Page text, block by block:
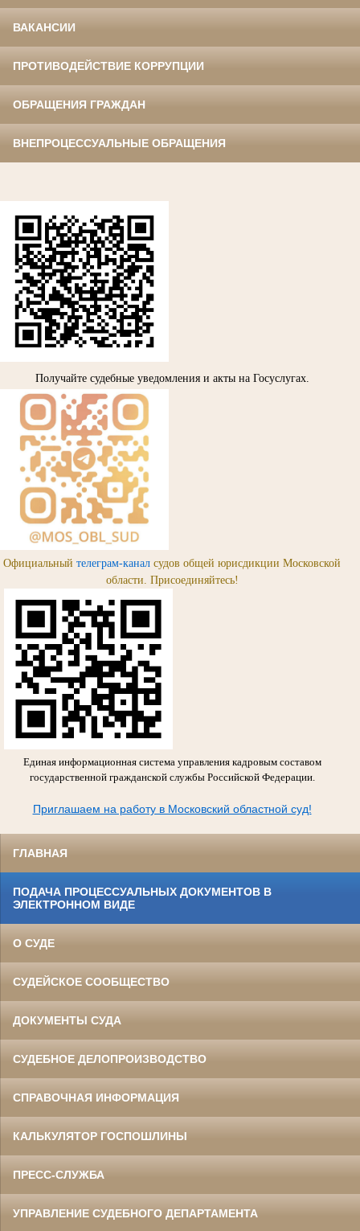
ВАКАНСИИ
ПРОТИВОДЕЙСТВИЕ КОРРУПЦИИ
ОБРАЩЕНИЯ ГРАЖДАН
ВНЕПРОЦЕССУАЛЬНЫЕ ОБРАЩЕНИЯ
Получайте судебные уведомления и акты на Госуслугах.
Официальный телеграм-канал судов общей юрисдикции Московской
области. Присоединяйтесь!
Единая информационная система управления кадровым составом
государственной гражданской службы Российской Федерации.
Приглашаем на работу в Московский областной суд!
ГЛАВНАЯ
ПОДАЧА ПРОЦЕССУАЛЬНЫХ ДОКУМЕНТОВ В
ЭЛЕКТРОННОМ ВИДЕ
О СУДЕ
СУДЕЙСКОЕ СООБЩЕСТВО
ДОКУМЕНТЫ СУДА
СУДЕБНОЕ ДЕЛОПРОИЗВОДСТВО
СПРАВОЧНАЯ ИНФОРМАЦИЯ
КАЛЬКУЛЯТОР ГОСПОШЛИНЫ
ПРЕСС-СЛУЖБА
УПРАВЛЕНИЕ СУДЕБНОГО ДЕПАРТАМЕНТА